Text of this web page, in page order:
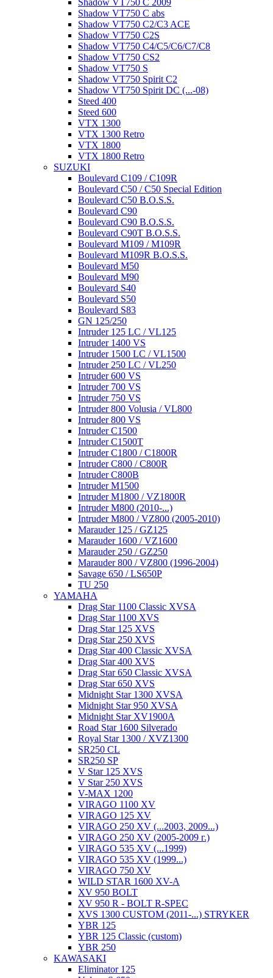
Shadow VT750 C 2009
Shadow VT750 C abs
Shadow VT750 C2/C3 ACE
Shadow VT750 C2S
Shadow VT750 C4/C5/C6/C7/C8
Shadow VT750 CS2
Shadow VT750 S
Shadow VT750 Spirit C2
Shadow VT750 Spirit DC (...-08)
Steed 400
Steed 600
VTX 1300
VTX 1300 Retro
VTX 1800
VTX 1800 Retro
SUZUKI
Boulevard C109 / C109R
Boulevard C50 / C50 Special Edition
Boulevard C50 B.O.S.S.
Boulevard C90
Boulevard C90 B.O.S.S.
Boulevard C90T B.O.S.S.
Boulevard M109 / M109R
Boulevard M109R B.O.S.S.
Boulevard M50
Boulevard M90
Boulevard S40
Boulevard S50
Boulevard S83
GN 125/250
Intruder 125 LC / VL125
Intruder 1400 VS
Intruder 1500 LC / VL1500
Intruder 250 LC / VL250
Intruder 600 VS
Intruder 700 VS
Intruder 750 VS
Intruder 800 Volusia / VL800
Intruder 800 VS
Intruder C1500
Intruder C1500T
Intruder C1800 / C1800R
Intruder C800 / C800R
Intruder C800B
Intruder M1500
Intruder M1800 / VZ1800R
Intruder M800 (2010-...)
Intruder M800 / VZ800 (2005-2010)
Marauder 125 / GZ125
Marauder 1600 / VZ1600
Marauder 250 / GZ250
Marauder 800 / VZ800 (1996-2004)
Savage 650 / LS650P
TU 250
YAMAHA
Drag Star 1100 Classic XVSA
Drag Star 1100 XVS
Drag Star 125 XVS
Drag Star 250 XVS
Drag Star 400 Classic XVSA
Drag Star 400 XVS
Drag Star 650 Classic XVSA
Drag Star 650 XVS
Midnight Star 1300 XVSA
Midnight Star 950 XVSA
Midnight Star XV1900A
Road Star 1600 Silverado
Royal Star 1300 / XVZ1300
SR250 CL
SR250 SP
V Star 125 XVS
V Star 250 XVS
V-MAX 1200
VIRAGO 1100 XV
VIRAGO 125 XV
VIRAGO 250 XV (...2003, 2009...)
VIRAGO 250 XV (2005-2009 г.)
VIRAGO 535 XV (...1999)
VIRAGO 535 XV (1999...)
VIRAGO 750 XV
WILD STAR 1600 XV-A
XV 950 BOLT
XV 950 R - BOLT R-SPEC
XVS 1300 CUSTOM (2011-...) STRYKER
YBR 125
YBR 125 Classic (custom)
YBR 250
KAWASAKI
Eliminator 125